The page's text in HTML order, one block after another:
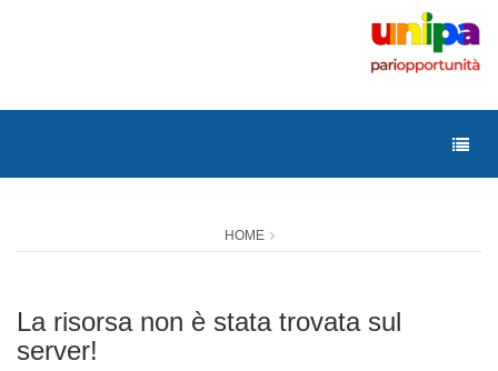
HOME
La risorsa non è stata trovata sul
server!